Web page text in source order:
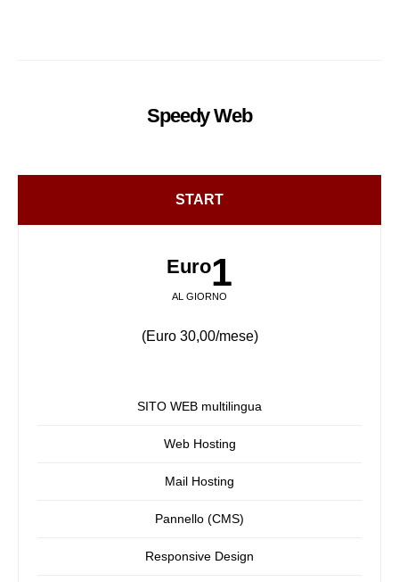
SpeedyWeb
START
Euro1
AL GIORNO
(Euro 30,00/mese)
SITO WEB multilingua
Web Hosting
Mail Hosting
Pannello (CMS)
Responsive Design